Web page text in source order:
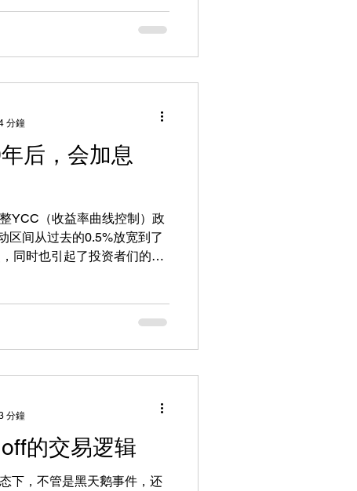
后，会加息
YCC（收益率曲线控制）政
区间从过去的0.5%放宽到了
同时也引起了投资者们的关
分鐘
的交易逻辑
下，不管是黑天鹅事件，还
分鐘